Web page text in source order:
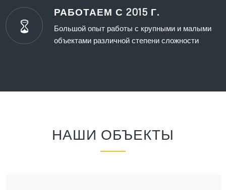
РАБОТАЕМ С 2015 Г.
Большой опыт работы с крупными и малыми
объектами различной степени сложности
НАШИ ОБЪЕКТЫ